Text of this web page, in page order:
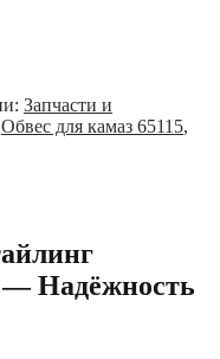
Запчасти и
Обвес для камаз 65115,
Надёжность